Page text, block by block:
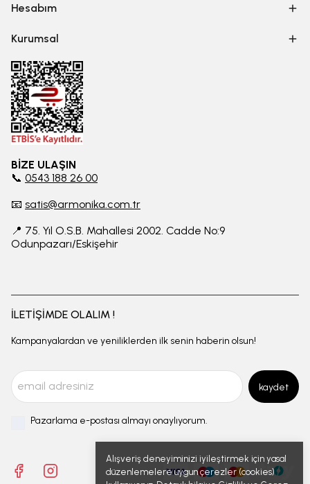
Alışveriş deneyiminizi iyileştirmek için yasal
düzenlemelere uygun çerezler (cookies)
Hesabım
Kurumsal
BİZE ULAŞIN
📞 0543 188 26 00
📧 satis@armonika.com.tr
📍 75. Yıl O.S.B. Mahallesi 2002. Cadde No:9
Odunpazarı/Eskişehir
İLETİŞİMDE OLALIM !
Kampanyalardan ve yeniliklerden ilk senin haberin olsun!
kaydet
Pazarlama e-postası almayı onaylıyorum.